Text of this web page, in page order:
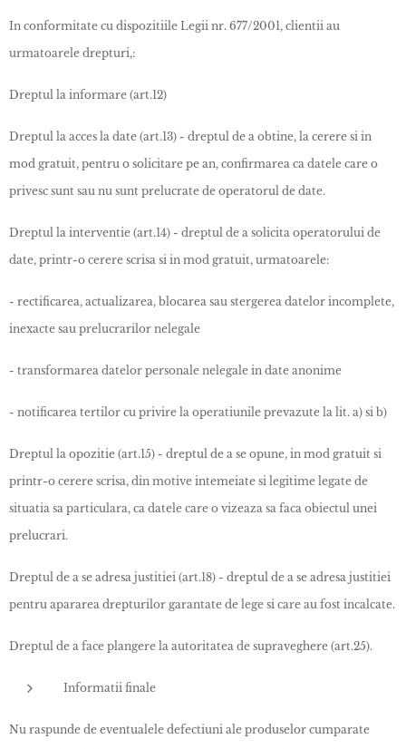
In conformitate cu dispozitiile Legii nr. 677/2001, clientii au
urmatoarele drepturi,:
Dreptul la informare (art.12)
Dreptul la acces la date (art.13) - dreptul de a obtine, la cerere si in
mod gratuit, pentru o solicitare pe an, confirmarea ca datele care o
privesc sunt sau nu sunt prelucrate de operatorul de date.
Dreptul la interventie (art.14) - dreptul de a solicita operatorului de
date, printr-o cerere scrisa si in mod gratuit, urmatoarele:
- rectificarea, actualizarea, blocarea sau stergerea datelor incomplete,
inexacte sau prelucrarilor nelegale
- transformarea datelor personale nelegale in date anonime
- notificarea tertilor cu privire la operatiunile prevazute la lit. a) si b)
Dreptul la opozitie (art.15) - dreptul de a se opune, in mod gratuit si
printr-o cerere scrisa, din motive intemeiate si legitime legate de
situatia sa particulara, ca datele care o vizeaza sa faca obiectul unei
prelucrari.
Dreptul de a se adresa justitiei (art.18) - dreptul de a se adresa justitiei
pentru apararea drepturilor garantate de lege si care au fost incalcate.
Dreptul de a face plangere la autoritatea de supraveghere (art.25).
Informatii finale
Nu raspunde de eventualele defectiuni ale produselor cumparate